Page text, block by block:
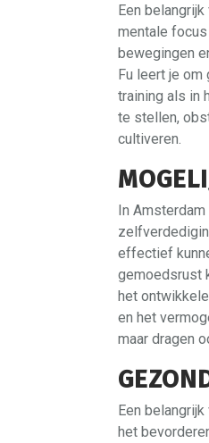
Een
mentale
bewegingen
Fu leert je
training als in
te stellen,
cultiveren.
In
effectief
gemoedsrust
het
en het
maar dragen
Een
het